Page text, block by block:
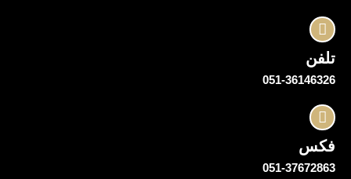
تلفن
051-36146326
فکس
051-37672863